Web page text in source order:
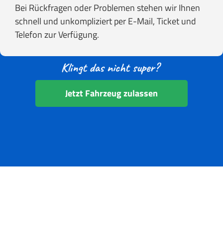
Bei Rückfragen oder Problemen stehen wir Ihnen
schnell und unkompliziert per E-Mail, Ticket und
Telefon zur Verfügung.
Jetzt Fahrzeug zulassen